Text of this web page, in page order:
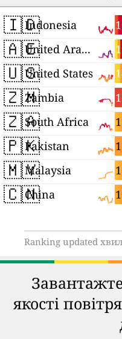
🇮🇩Indonesia
🇦🇪 United Arab Emirates
🇺🇸United States
🇿🇲Zambia
🇿🇦South Africa
🇵🇰Pakistan
🇲🇾Malaysia
🇨🇳China
Ranking updated
якості